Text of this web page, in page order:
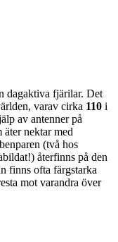
dagaktiva fjärilar. Det
varav cirka 110 i
av antenner på
nektar med
(två hos
återfinns på den
finns ofta färgstarka
mot varandra över